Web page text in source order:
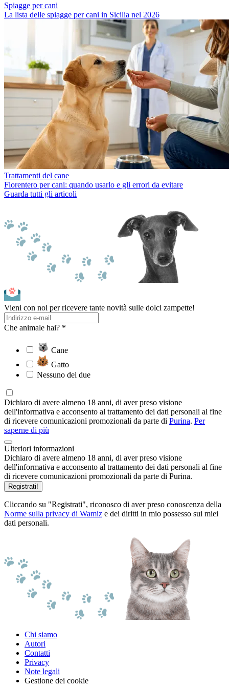
Spiagge per cani
La lista delle spiagge per cani in Sicilia nel 2026
Trattamenti del cane
Florentero per cani: quando usarlo e gli errori da evitare
Guarda tutti gli articoli
Vieni con noi per ricevere tante novità sulle dolci zampette!
Che animale hai? *
Cane
Gatto
Nessuno dei due
Dichiaro di avere almeno 18 anni, di aver preso visione
dell'informativa e acconsento al trattamento dei dati personali al fine
di ricevere comunicazioni promozionali da parte di Purina. Per
saperne di più
Ulteriori informazioni
Dichiaro di avere almeno 18 anni, di aver preso visione
dell'informativa e acconsento al trattamento dei dati personali al fine
di ricevere comunicazioni promozionali da parte di Purina.
Registrati!
Cliccando su "Registrati", riconosco di aver preso conoscenza della
Norme sulla privacy di Wamiz e dei diritti in mio possesso sui miei
dati personali.
Chi siamo
Autori
Contatti
Privacy
Note legali
Gestione dei cookie